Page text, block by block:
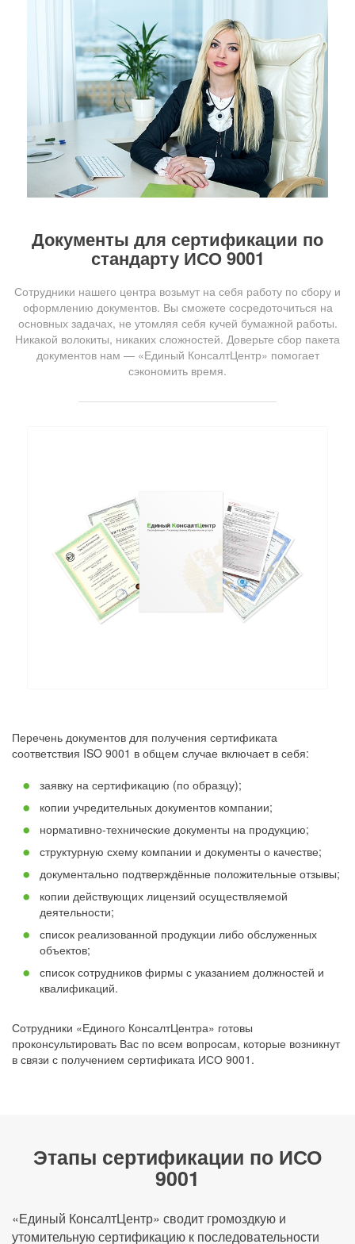
Документы для сертификации по
стандарту ИСО 9001
Сотрудники нашего центра возьмут на себя работу по сбору и
оформлению документов. Вы сможете сосредоточиться на
основных задачах, не утомляя себя кучей бумажной работы.
Никакой волокиты, никаких сложностей. Доверьте сбор пакета
документов нам — «Единый КонсалтЦентр» помогает
сэкономить время.
Перечень документов для получения сертификата
соответствия ISO 9001 в общем случае включает в себя:
заявку на сертификацию (по образцу);
копии учредительных документов компании;
нормативно-технические документы на продукцию;
структурную схему компании и документы о качестве;
документально подтверждённые положительные отзывы;
копии действующих лицензий осуществляемой
деятельности;
список реализованной продукции либо обслуженных
объектов;
список сотрудников фирмы с указанием должностей и
квалификаций.
Сотрудники «Единого КонсалтЦентра» готовы
проконсультировать Вас по всем вопросам, которые возникнут
в связи с получением сертификата ИСО 9001.
Этапы сертификации по ИСО
9001
«Единый КонсалтЦентр» сводит громоздкую и
утомительную сертификацию к последовательности